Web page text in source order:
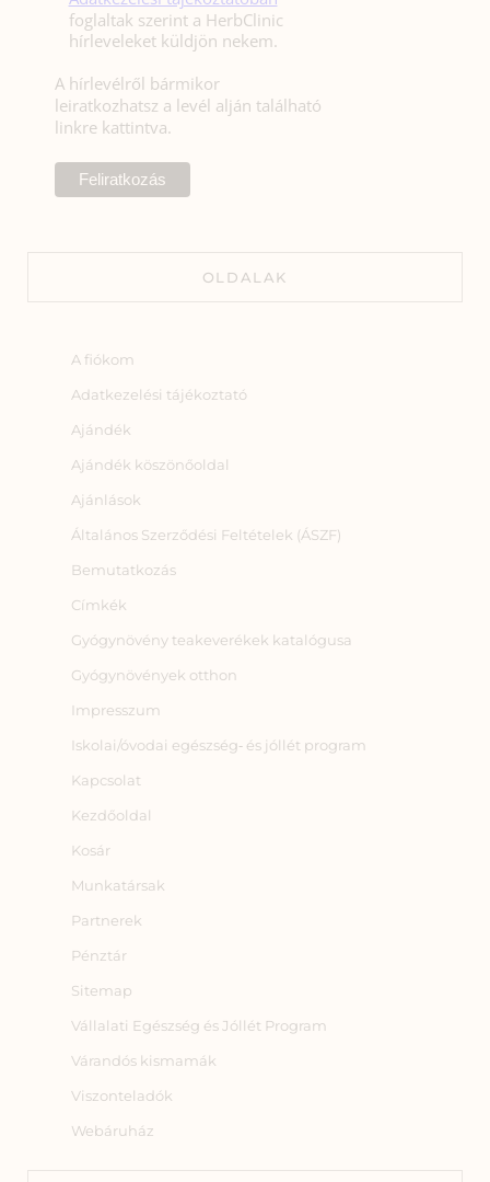
foglaltak szerint a HerbClinic
hírleveleket küldjön nekem.
A hírlevélről bármikor
leiratkozhatsz a levél alján található
linkre kattintva.
OLDALAK
A fiókom
Adatkezelési tájékoztató
Ajándék
Ajándék köszönőoldal
Ajánlások
Általános Szerződési Feltételek (ÁSZF)
Bemutatkozás
Címkék
Gyógynövény teakeverékek katalógusa
Gyógynövények otthon
Impresszum
Iskolai/óvodai egészség‑ és jóllét program
Kapcsolat
Kezdőoldal
Kosár
Munkatársak
Partnerek
Pénztár
Sitemap
Vállalati Egészség és Jóllét Program
Várandós kismamák
Viszonteladók
Webáruház